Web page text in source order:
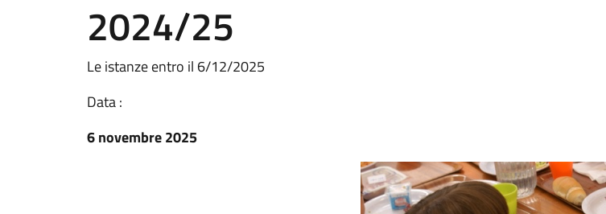
2024/25
Le istanze entro il 6/12/2025
Data :
6 novembre 2025